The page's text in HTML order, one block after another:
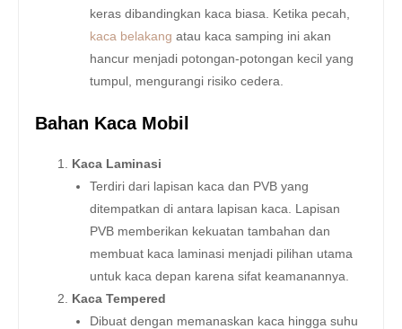
keras dibandingkan kaca biasa. Ketika pecah,
kaca belakang atau kaca samping ini akan
hancur menjadi potongan-potongan kecil yang
tumpul, mengurangi risiko cedera.
Bahan Kaca Mobil
Kaca Laminasi
Terdiri dari lapisan kaca dan PVB yang
ditempatkan di antara lapisan kaca. Lapisan
PVB memberikan kekuatan tambahan dan
membuat kaca laminasi menjadi pilihan utama
untuk kaca depan karena sifat keamanannya.
Kaca Tempered
Dibuat dengan memanaskan kaca hingga suhu